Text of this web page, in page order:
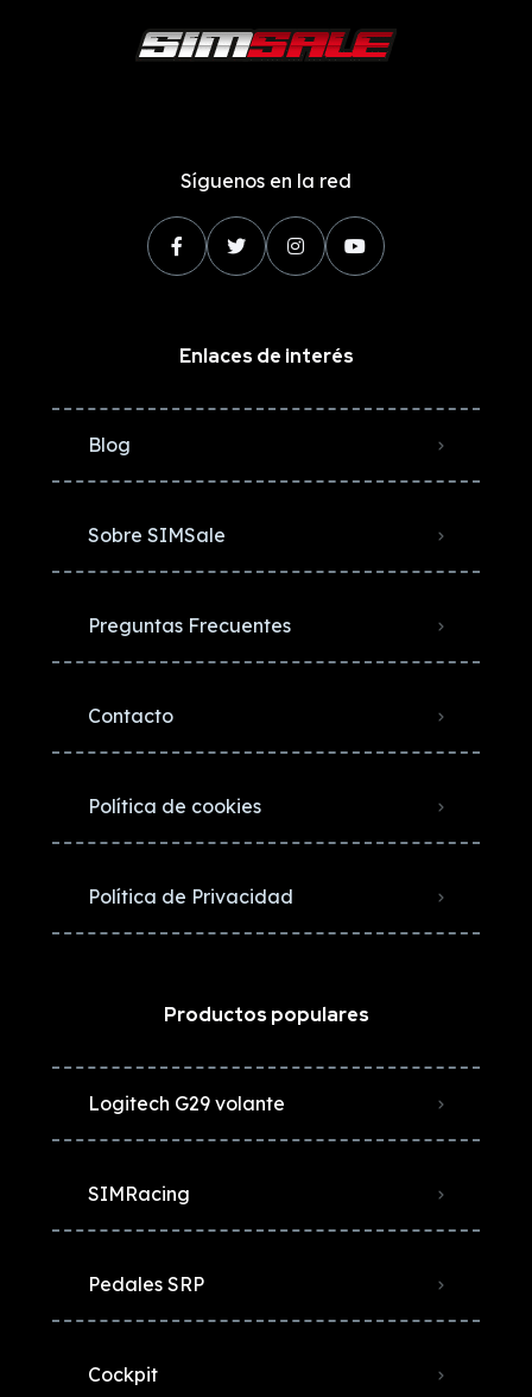
Síguenos en la red
Enlaces de interés
Blog
Sobre SIMSale
Preguntas Frecuentes
Contacto
Política de cookies
Política de Privacidad
Productos populares
Logitech G29 volante
SIMRacing
Pedales SRP
Cockpit